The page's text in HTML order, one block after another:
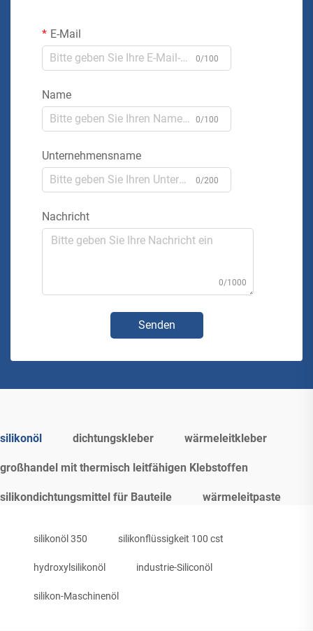
E-Mail
0/100
Name
0/100
Unternehmensname
0/200
Nachricht
0/1000
Senden
silikonöl dichtungskleber wärmeleitkleber
großhandel mit thermisch leitfähigen Klebstoffen
silikondichtungsmittel für Bauteile wärmeleitpaste
silikonöl 350 silikonflüssigkeit 100 cst
hydroxylsilikonöl industrie-Siliconöl
silikon-Maschinenöl